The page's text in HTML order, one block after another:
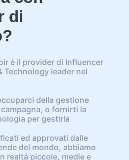
di
è il provider di Influencer
Technology leader nel
della gestione
o fornirti la
per gestirla
ed approvati dalle
del mondo, abbiamo
realtá piccole, medie e